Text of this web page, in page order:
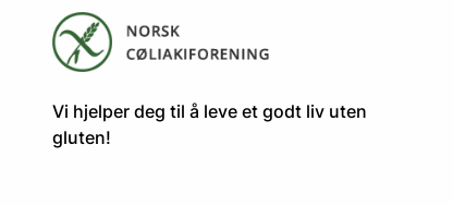
​​​​Vi hjelper deg til å leve et godt liv uten
gluten! ​